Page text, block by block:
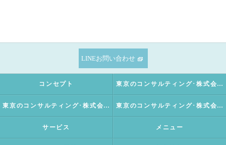
LINEお問い合わせ
コンセプト 東京のコンサルティング･株式会社SNOWTIME125の口コミ情報
東京のコンサルティング･株式会社SNOWTIME125の評判 東京のコンサルティング･株式会社SNOWTIME125のお客様の声
サービス メニュー